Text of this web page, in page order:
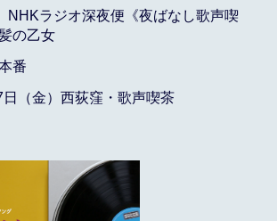
NHKラジオ深夜便《夜ばなし歌声喫
の乙女
番
（金）西荻窪・歌声喫茶